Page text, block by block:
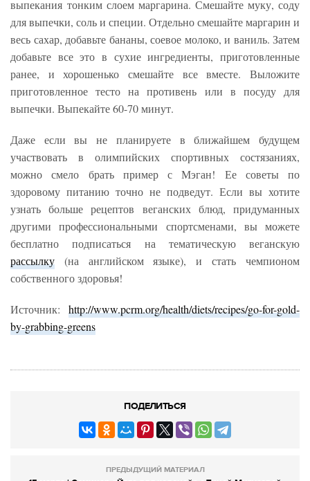
выпекания тонким слоем маргарина. Смешайте муку, соду
для выпечки, соль и специи. Отдельно смешайте маргарин и
весь сахар, добавьте бананы, соевое молоко, и ваниль. Затем
добавьте все это в сухие ингредиенты, приготовленные
ранее, и хорошенько смешайте все вместе. Выложите
приготовленное тесто на противень или в посуду для
выпечки. Выпекайте 60-70 минут.
Даже если вы не планируете в ближайшем будущем
участвовать в олимпийских спортивных состязаниях,
можно смело брать пример с Мэган! Ее советы по
здоровому питанию точно не подведут. Если вы хотите
узнать больше рецептов веганских блюд, придуманных
другими профессиональными спортсменами, вы можете
бесплатно подписаться на тематическую веганскую
рассылку (на английском языке), и стать чемпионом
собственного здоровья!
Источник: http://www.pcrm.org/health/diets/recipes/go-for-gold-
by-grabbing-greens
ПОДЕЛИТЬСЯ
ПРЕДЫДУЩИЙ МАТЕРИАЛ